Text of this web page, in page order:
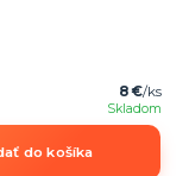
8 €/ks
Skladom
do košíka